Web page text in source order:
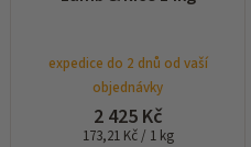
expedice do 2 dnů od vaší
objednávky
2 425 Kč
Měrná
173,21 Kč / 1 kg